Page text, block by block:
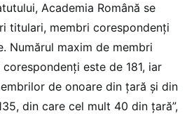
Academia Română se
titulari, membri corespondenți
Numărul maxim de membri
este de 181, iar
de onoare din țară și din
din care cel mult 40 din țară”,